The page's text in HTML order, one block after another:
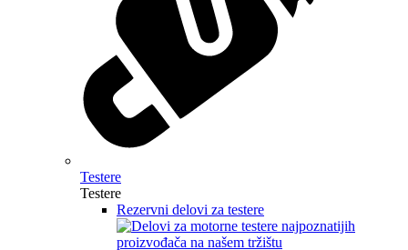
Testere
Testere
Rezervni delovi za testere